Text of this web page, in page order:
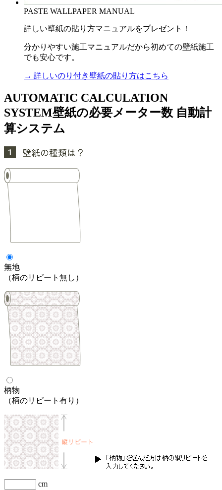
PASTE WALLPAPER MANUAL
詳しい壁紙の貼り方マニュアルをプレゼント！
分かりやすい施工マニュアルだから初めての壁紙施工
でも安心です。
→ 詳しいのり付き壁紙の貼り方はこちら
AUTOMATIC CALCULATION
SYSTEM壁紙の必要メーター数 自動計
算システム
無地
（柄のリピート無し）
柄物
（柄のリピート有り）
cm